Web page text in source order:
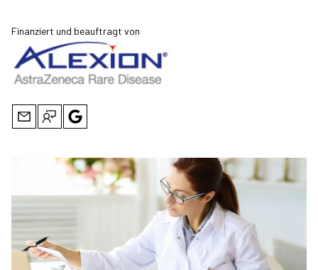
Finanziert und beauftragt von